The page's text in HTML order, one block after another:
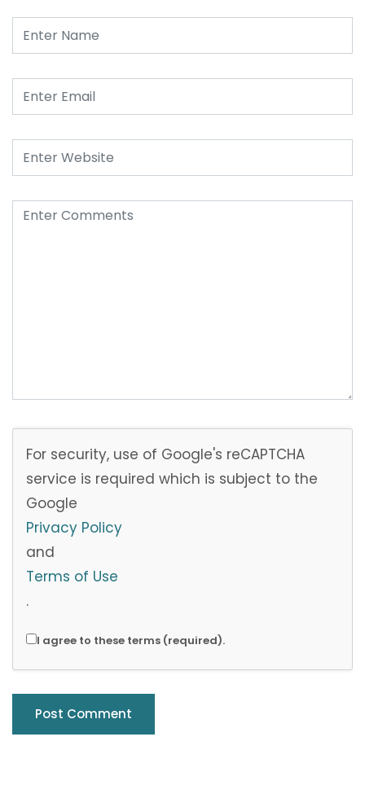
For security, use of Google's reCAPTCHA
service is required which is subject to the
Google
Privacy Policy
and
Terms of Use
.
I agree to these terms (required).